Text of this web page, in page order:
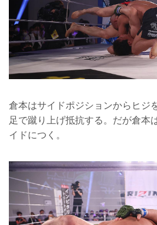
倉本はサイドポジションからヒジ
足で蹴り上げ抵抗する。だが倉本
イドにつく。